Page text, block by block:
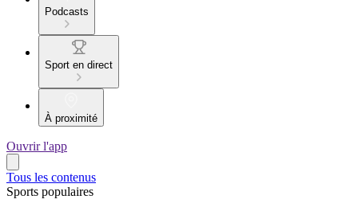
Podcasts
Sport en direct
À proximité
Ouvrir l'app
Tous les contenus
Sports populaires